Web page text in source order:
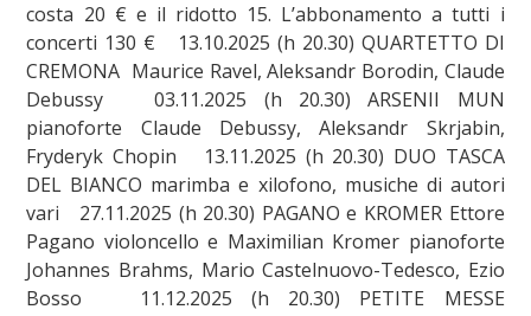
costa 20 € e il ridotto 15. L’abbonamento a tutti i
concerti 130 € 13.10.2025 (h 20.30) QUARTETTO DI
CREMONA Maurice Ravel, Aleksandr Borodin, Claude
Debussy 03.11.2025 (h 20.30) ARSENII MUN
pianoforte Claude Debussy, Aleksandr Skrjabin,
Fryderyk Chopin 13.11.2025 (h 20.30) DUO TASCA
DEL BIANCO marimba e xilofono, musiche di autori
vari 27.11.2025 (h 20.30) PAGANO e KROMER Ettore
Pagano violoncello e Maximilian Kromer pianoforte
Johannes Brahms, Mario Castelnuovo-Tedesco, Ezio
Bosso 11.12.2025 (h 20.30) PETITE MESSE